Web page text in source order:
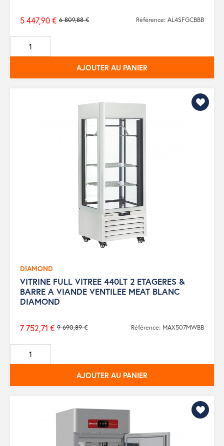
Prix
de
base
6 809,88 €
5 447,90 € Référence: AL4SFGCBBB
AJOUTER AU PANIER
DIAMOND
VITRINE FULL VITREE 440LT 2 ETAGERES &
BARRE A VIANDE VENTILEE MEAT BLANC
DIAMOND
Prix
de
base
9 690,89 €
7 752,71 € Référence: MAX507MWBB
AJOUTER AU PANIER